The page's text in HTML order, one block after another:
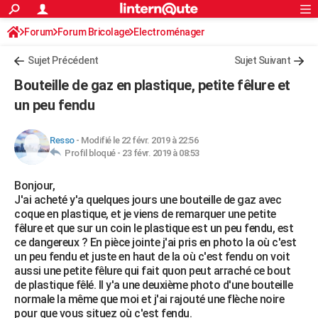
ACTUALITÉS
Politique
Société
Faits Divers
Education
Monde
Villes
+
Programme TV
Sorties cinéma
FINANCE
Retraite
Impôts
Epargne
Immobilier
Risques naturels par ville
Banque
Assurance
Crédit
AUTO
Essais
Réserver un essai
Citadines
Berlines
SUV
Forum auto
+HIGH-TECH
Mobiles
Meilleur smartphone
Internet
Ordinateurs
Jeux vidéo
Guide high-tech
BRICOLAGE
Forum
Aménagement intérieur
Extérieur
Cuisine
Salle de bains
Jardinage
Rangement
WEEK-END
Guides de France
Escapades
Patrimoine
Expositions
Musées
Week-end nature
+LIFESTYLE
Art de vivre
Bien-être
Loisirs
Mode
Modes de vie
SANTE
Alimentation
Guide de la santé
Maladies
Médicaments
Sommeil
VOYAGE
S'inscrire
Connexion
Forum Forum Bricolage Electroménager
Sujet Précédent Sujet Suivant
Bouteille de gaz en plastique, petite fêlure et
un peu fendu
Resso- Modifié le 22 févr. 2019 à 22:56
Profil bloqué - 23 févr. 2019 à 08:53
Bonjour,
J'ai acheté y'a quelques jours une bouteille de gaz avec
coque en plastique, et je viens de remarquer une petite
fêlure et que sur un coin le plastique est un peu fendu, est
ce dangereux ? En pièce jointe j'ai pris en photo la où c'est
un peu fendu et juste en haut de la où c'est fendu on voit
aussi une petite fêlure qui fait quon peut arraché ce bout
de plastique fêlé. Il y'a une deuxième photo d'une bouteille
normale la même que moi et j'ai rajouté une flèche noire
pour que vous situez où c'est fendu.